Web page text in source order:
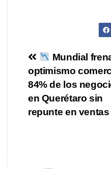
de
entradas
Mundial
optimismo
84% de los
en Querétaro sin
repunte en ventas